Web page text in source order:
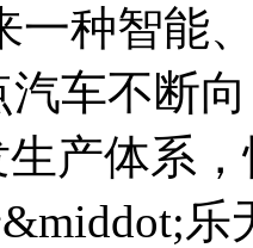
一种智能
汽车不断
产体系